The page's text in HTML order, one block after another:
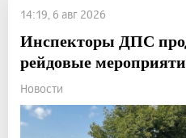
14:19, 6 авг 2026
Инспекторы ДПС
рейдовые
Новости